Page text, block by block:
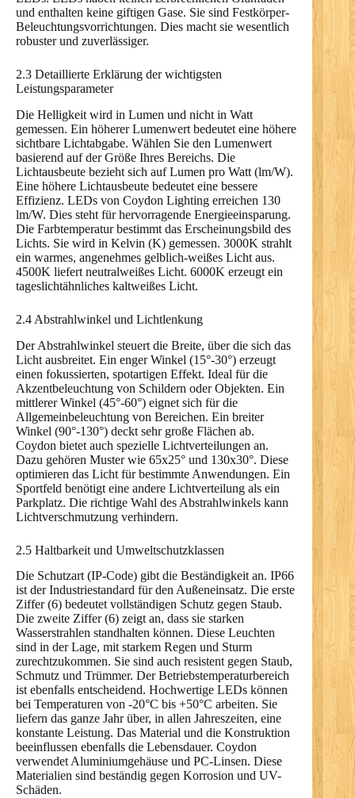
und enthalten keine giftigen Gase. Sie sind Festkörper-
Beleuchtungsvorrichtungen. Dies macht sie wesentlich
robuster und zuverlässiger.
2.3 Detaillierte Erklärung der wichtigsten
Leistungsparameter
Die Helligkeit wird in Lumen und nicht in Watt
gemessen. Ein höherer Lumenwert bedeutet eine höhere
sichtbare Lichtabgabe. Wählen Sie den Lumenwert
basierend auf der Größe Ihres Bereichs. Die
Lichtausbeute bezieht sich auf Lumen pro Watt (lm/W).
Eine höhere Lichtausbeute bedeutet eine bessere
Effizienz. LEDs von Coydon Lighting erreichen 130
lm/W. Dies steht für hervorragende Energieeinsparung.
Die Farbtemperatur bestimmt das Erscheinungsbild des
Lichts. Sie wird in Kelvin (K) gemessen. 3000K strahlt
ein warmes, angenehmes gelblich-weißes Licht aus.
4500K liefert neutralweißes Licht. 6000K erzeugt ein
tageslichtähnliches kaltweißes Licht.
2.4 Abstrahlwinkel und Lichtlenkung
Der Abstrahlwinkel steuert die Breite, über die sich das
Licht ausbreitet. Ein enger Winkel (15°-30°) erzeugt
einen fokussierten, spotartigen Effekt. Ideal für die
Akzentbeleuchtung von Schildern oder Objekten. Ein
mittlerer Winkel (45°-60°) eignet sich für die
Allgemeinbeleuchtung von Bereichen. Ein breiter
Winkel (90°-130°) deckt sehr große Flächen ab.
Coydon bietet auch spezielle Lichtverteilungen an.
Dazu gehören Muster wie 65x25° und 130x30°. Diese
optimieren das Licht für bestimmte Anwendungen. Ein
Sportfeld benötigt eine andere Lichtverteilung als ein
Parkplatz. Die richtige Wahl des Abstrahlwinkels kann
Lichtverschmutzung verhindern.
2.5 Haltbarkeit und Umweltschutzklassen
Die Schutzart (IP-Code) gibt die Beständigkeit an. IP66
ist der Industriestandard für den Außeneinsatz. Die erste
Ziffer (6) bedeutet vollständigen Schutz gegen Staub.
Die zweite Ziffer (6) zeigt an, dass sie starken
Wasserstrahlen standhalten können. Diese Leuchten
sind in der Lage, mit starkem Regen und Sturm
zurechtzukommen. Sie sind auch resistent gegen Staub,
Schmutz und Trümmer. Der Betriebstemperaturbereich
ist ebenfalls entscheidend. Hochwertige LEDs können
bei Temperaturen von -20°C bis +50°C arbeiten. Sie
liefern das ganze Jahr über, in allen Jahreszeiten, eine
konstante Leistung. Das Material und die Konstruktion
beeinflussen ebenfalls die Lebensdauer. Coydon
verwendet Aluminiumgehäuse und PC-Linsen. Diese
Materialien sind beständig gegen Korrosion und UV-
Schäden.